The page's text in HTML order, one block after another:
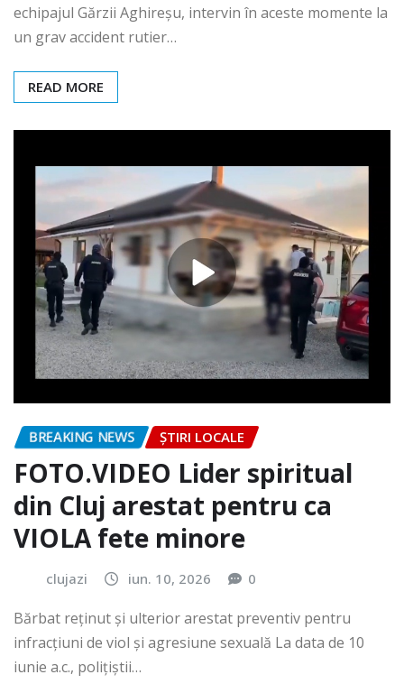
echipajul Gărzii Aghireșu, intervin în aceste momente la
un grav accident rutier…
READ MORE
BREAKING NEWS ȘTIRI LOCALE
FOTO.VIDEO Lider spiritual
din Cluj arestat pentru ca
VIOLA fete minore
clujazi iun. 10, 2026 0
Bărbat reținut și ulterior arestat preventiv pentru
infracțiuni de viol și agresiune sexuală La data de 10
iunie a.c., polițiștii…